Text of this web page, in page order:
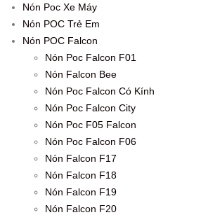
Nón Poc Xe Máy
Nón POC Trẻ Em
Nón POC Falcon
Nón Poc Falcon F01
Nón Falcon Bee
Nón Poc Falcon Có Kính
Nón Poc Falcon City
Nón Poc F05 Falcon
Nón Poc Falcon F06
Nón Falcon F17
Nón Falcon F18
Nón Falcon F19
Nón Falcon F20